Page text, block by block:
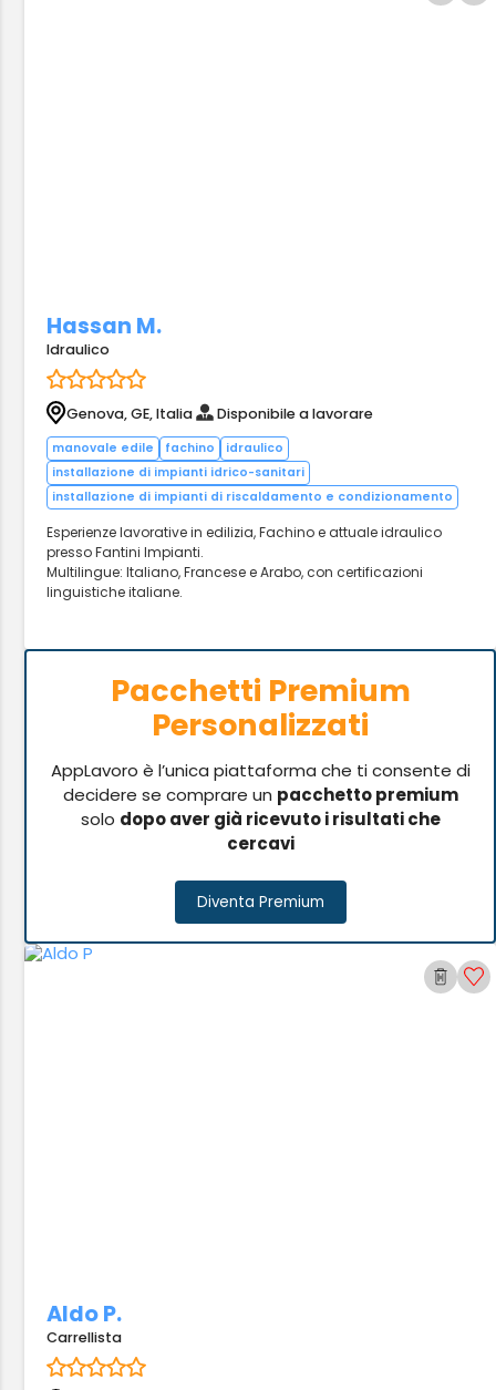
Hassan M.
Idraulico
Genova, GE, Italia Disponibile a lavorare
manovale edile fachino
idraulico
installazione di impianti idrico-sanitari
installazione di impianti di riscaldamento e condizionamento
Esperienze lavorative in edilizia, Fachino e attuale idraulico
presso Fantini Impianti.
Multilingue: Italiano, Francese e Arabo, con certificazioni
linguistiche italiane.
Pacchetti Premium
Personalizzati
AppLavoro è l’unica piattaforma che ti consente di
decidere se comprare un pacchetto premium
solo dopo aver già ricevuto i risultati che
cercavi
Diventa Premium
Aldo P.
Carrellista